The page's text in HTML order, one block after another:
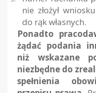
nie złożył
do rąk własnych.
Ponadto
żądać podania
niż wskazane
niezbędne do
spełnienia